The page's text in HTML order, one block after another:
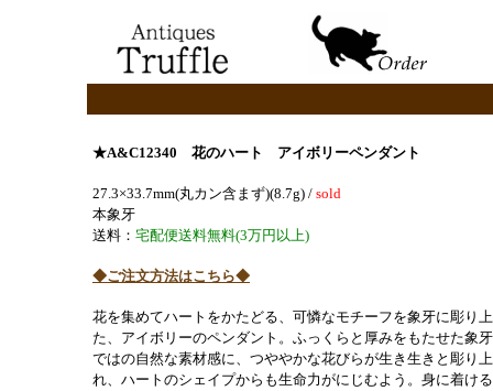
★A&C12340 花のハート アイボリーペンダント
27.3×33.7mm(丸カン含まず)(8.7g) / sold
本象牙
送料： 宅配便送料無料(3万円以上)
◆ご注文方法はこちら◆
花を集めてハートをかたどる、可憐なモチーフを象牙に彫り
た、アイボリーのペンダント。ふっくらと厚みをもたせた象
ではの自然な素材感に、つややかな花びらが生き生きと彫り
れ、ハートのシェイプからも生命力がにじむよう。身に着け